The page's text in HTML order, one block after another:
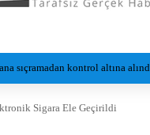
sıçramadan kontrol altına
Sigara Ele Geçirildi